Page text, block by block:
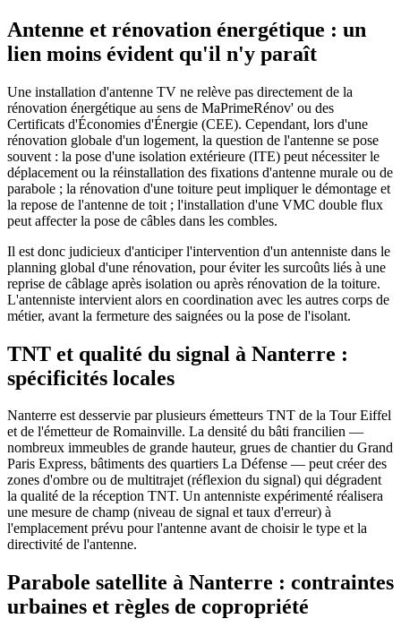
Antenne et rénovation énergétique : un
lien moins évident qu'il n'y paraît
Une installation d'antenne TV ne relève pas directement de la
rénovation énergétique au sens de MaPrimeRénov' ou des
Certificats d'Économies d'Énergie (CEE). Cependant, lors d'une
rénovation globale d'un logement, la question de l'antenne se pose
souvent : la pose d'une isolation extérieure (ITE) peut nécessiter le
déplacement ou la réinstallation des fixations d'antenne murale ou de
parabole ; la rénovation d'une toiture peut impliquer le démontage et
la repose de l'antenne de toit ; l'installation d'une VMC double flux
peut affecter la pose de câbles dans les combles.
Il est donc judicieux d'anticiper l'intervention d'un antenniste dans le
planning global d'une rénovation, pour éviter les surcoûts liés à une
reprise de câblage après isolation ou après rénovation de la toiture.
L'antenniste intervient alors en coordination avec les autres corps de
métier, avant la fermeture des saignées ou la pose de l'isolant.
TNT et qualité du signal à Nanterre :
spécificités locales
Nanterre est desservie par plusieurs émetteurs TNT de la Tour Eiffel
et de l'émetteur de Romainville. La densité du bâti francilien —
nombreux immeubles de grande hauteur, grues de chantier du Grand
Paris Express, bâtiments des quartiers La Défense — peut créer des
zones d'ombre ou de multitrajet (réflexion du signal) qui dégradent
la qualité de la réception TNT. Un antenniste expérimenté réalisera
une mesure de champ (niveau de signal et taux d'erreur) à
l'emplacement prévu pour l'antenne avant de choisir le type et la
directivité de l'antenne.
Parabole satellite à Nanterre : contraintes
urbaines et règles de copropriété